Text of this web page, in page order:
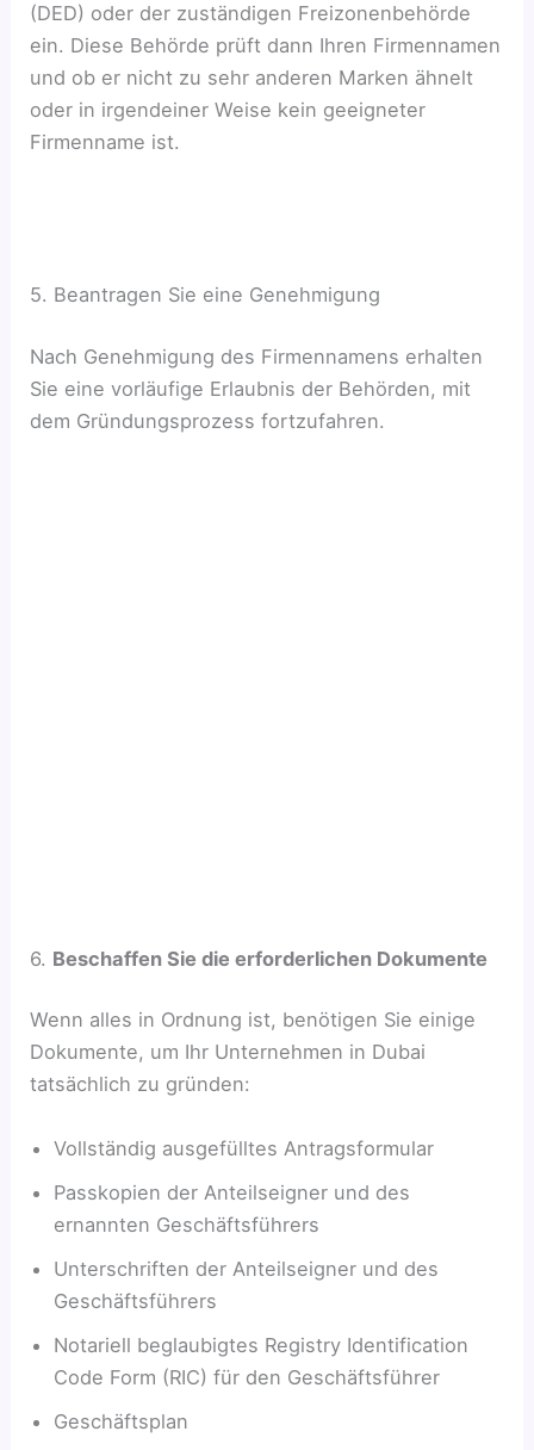
(DED) oder der zuständigen Freizonenbehörde
ein. Diese Behörde prüft dann Ihren Firmennamen
und ob er nicht zu sehr anderen Marken ähnelt
oder in irgendeiner Weise kein geeigneter
Firmenname ist.
5. Beantragen Sie eine Genehmigung
Nach Genehmigung des Firmennamens erhalten
Sie eine vorläufige Erlaubnis der Behörden, mit
dem Gründungsprozess fortzufahren.
6. Beschaffen Sie die erforderlichen Dokumente
Wenn alles in Ordnung ist, benötigen Sie einige
Dokumente, um Ihr Unternehmen in Dubai
tatsächlich zu gründen:
Vollständig ausgefülltes Antragsformular
Passkopien der Anteilseigner und des
ernannten Geschäftsführers
Unterschriften der Anteilseigner und des
Geschäftsführers
Notariell beglaubigtes Registry Identification
Code Form (RIC) für den Geschäftsführer
Geschäftsplan